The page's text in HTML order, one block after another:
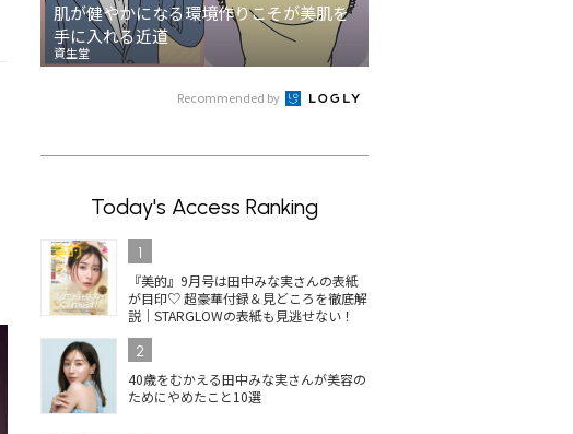
肌が健やかになる環境作りこそが美肌を
手に入れる近道
資生堂
Recommended by
Today's Access Ranking
1
『美的』9月号は田中みな実さんの表紙
が目印♡ 超豪華付録＆見どころを徹底解
説｜STARGLOWの表紙も見逃せない！
2
40歳をむかえる田中みな実さんが美容の
ためにやめたこと10選